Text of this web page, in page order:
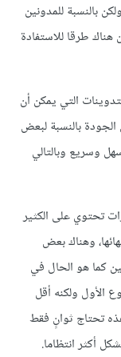
بالنسبة للمدونين
هناك طرقا للاستفادة
التي يمكن أن
بالنسبة لبعض
وسريع وبالتالي
تحتوي على الكثير
وهناك بعض
كما هو الحال في
الأول ولكنه أقل
تحتاج ثوانٍ فقط
أكثر انتظاما.